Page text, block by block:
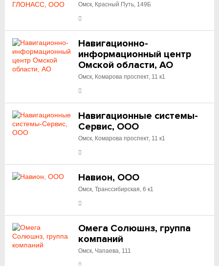
Омск, Красный Путь, 149Б
Навигационно-
информационный центр
Омской области, АО
Омск, Комарова проспект, 11 к1
Навигационные системы-
Сервис, ООО
Омск, Комарова проспект, 11 к1
Навион, ООО
Омск, Транссибирская, 6 к1
Омега Солюшнз, группа
компаний
Омск, Чапаева, 111